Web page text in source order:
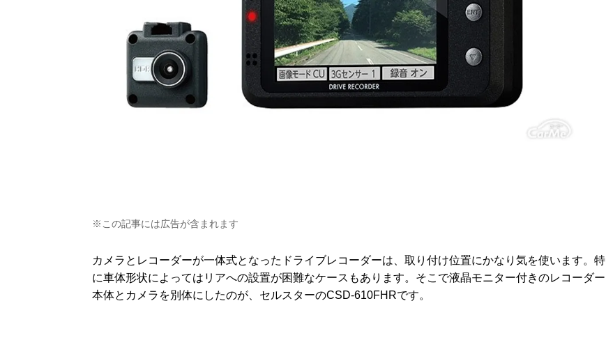
※この記事には広告が含まれます
カメラとレコーダーが一体式となったドライブレコーダーは、取り付け位置にかなり気を使います。特
に車体形状によってはリアへの設置が困難なケースもあります。そこで液晶モニター付きのレコーダー
本体とカメラを別体にしたのが、セルスターのCSD-610FHRです。